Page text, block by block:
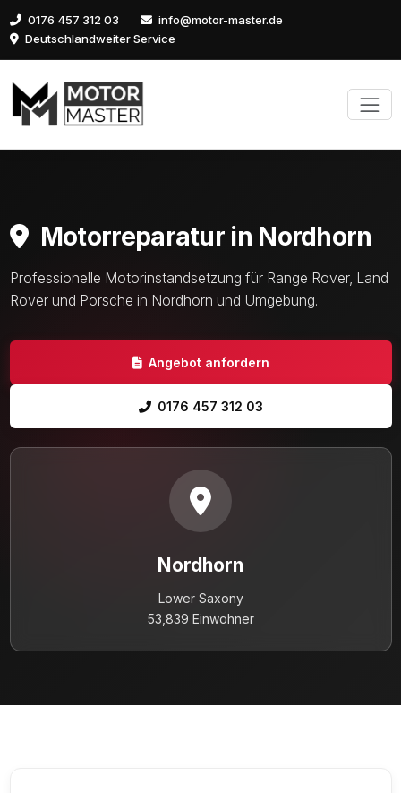
0176 457 312 03
info@motor-master.de
Deutschlandweiter Service
Motorreparatur in Nordhorn
Professionelle Motorinstandsetzung für Range Rover, Land
Rover und Porsche in Nordhorn und Umgebung.
Angebot anfordern
0176 457 312 03
Nordhorn
Lower Saxony
53,839 Einwohner